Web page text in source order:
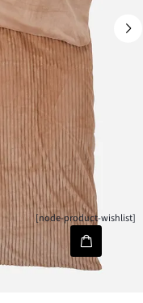
[node-product-wishlist]